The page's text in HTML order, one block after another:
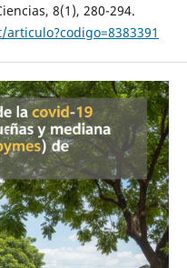
8(1), 280-294.